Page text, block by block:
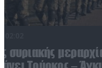
συριακής